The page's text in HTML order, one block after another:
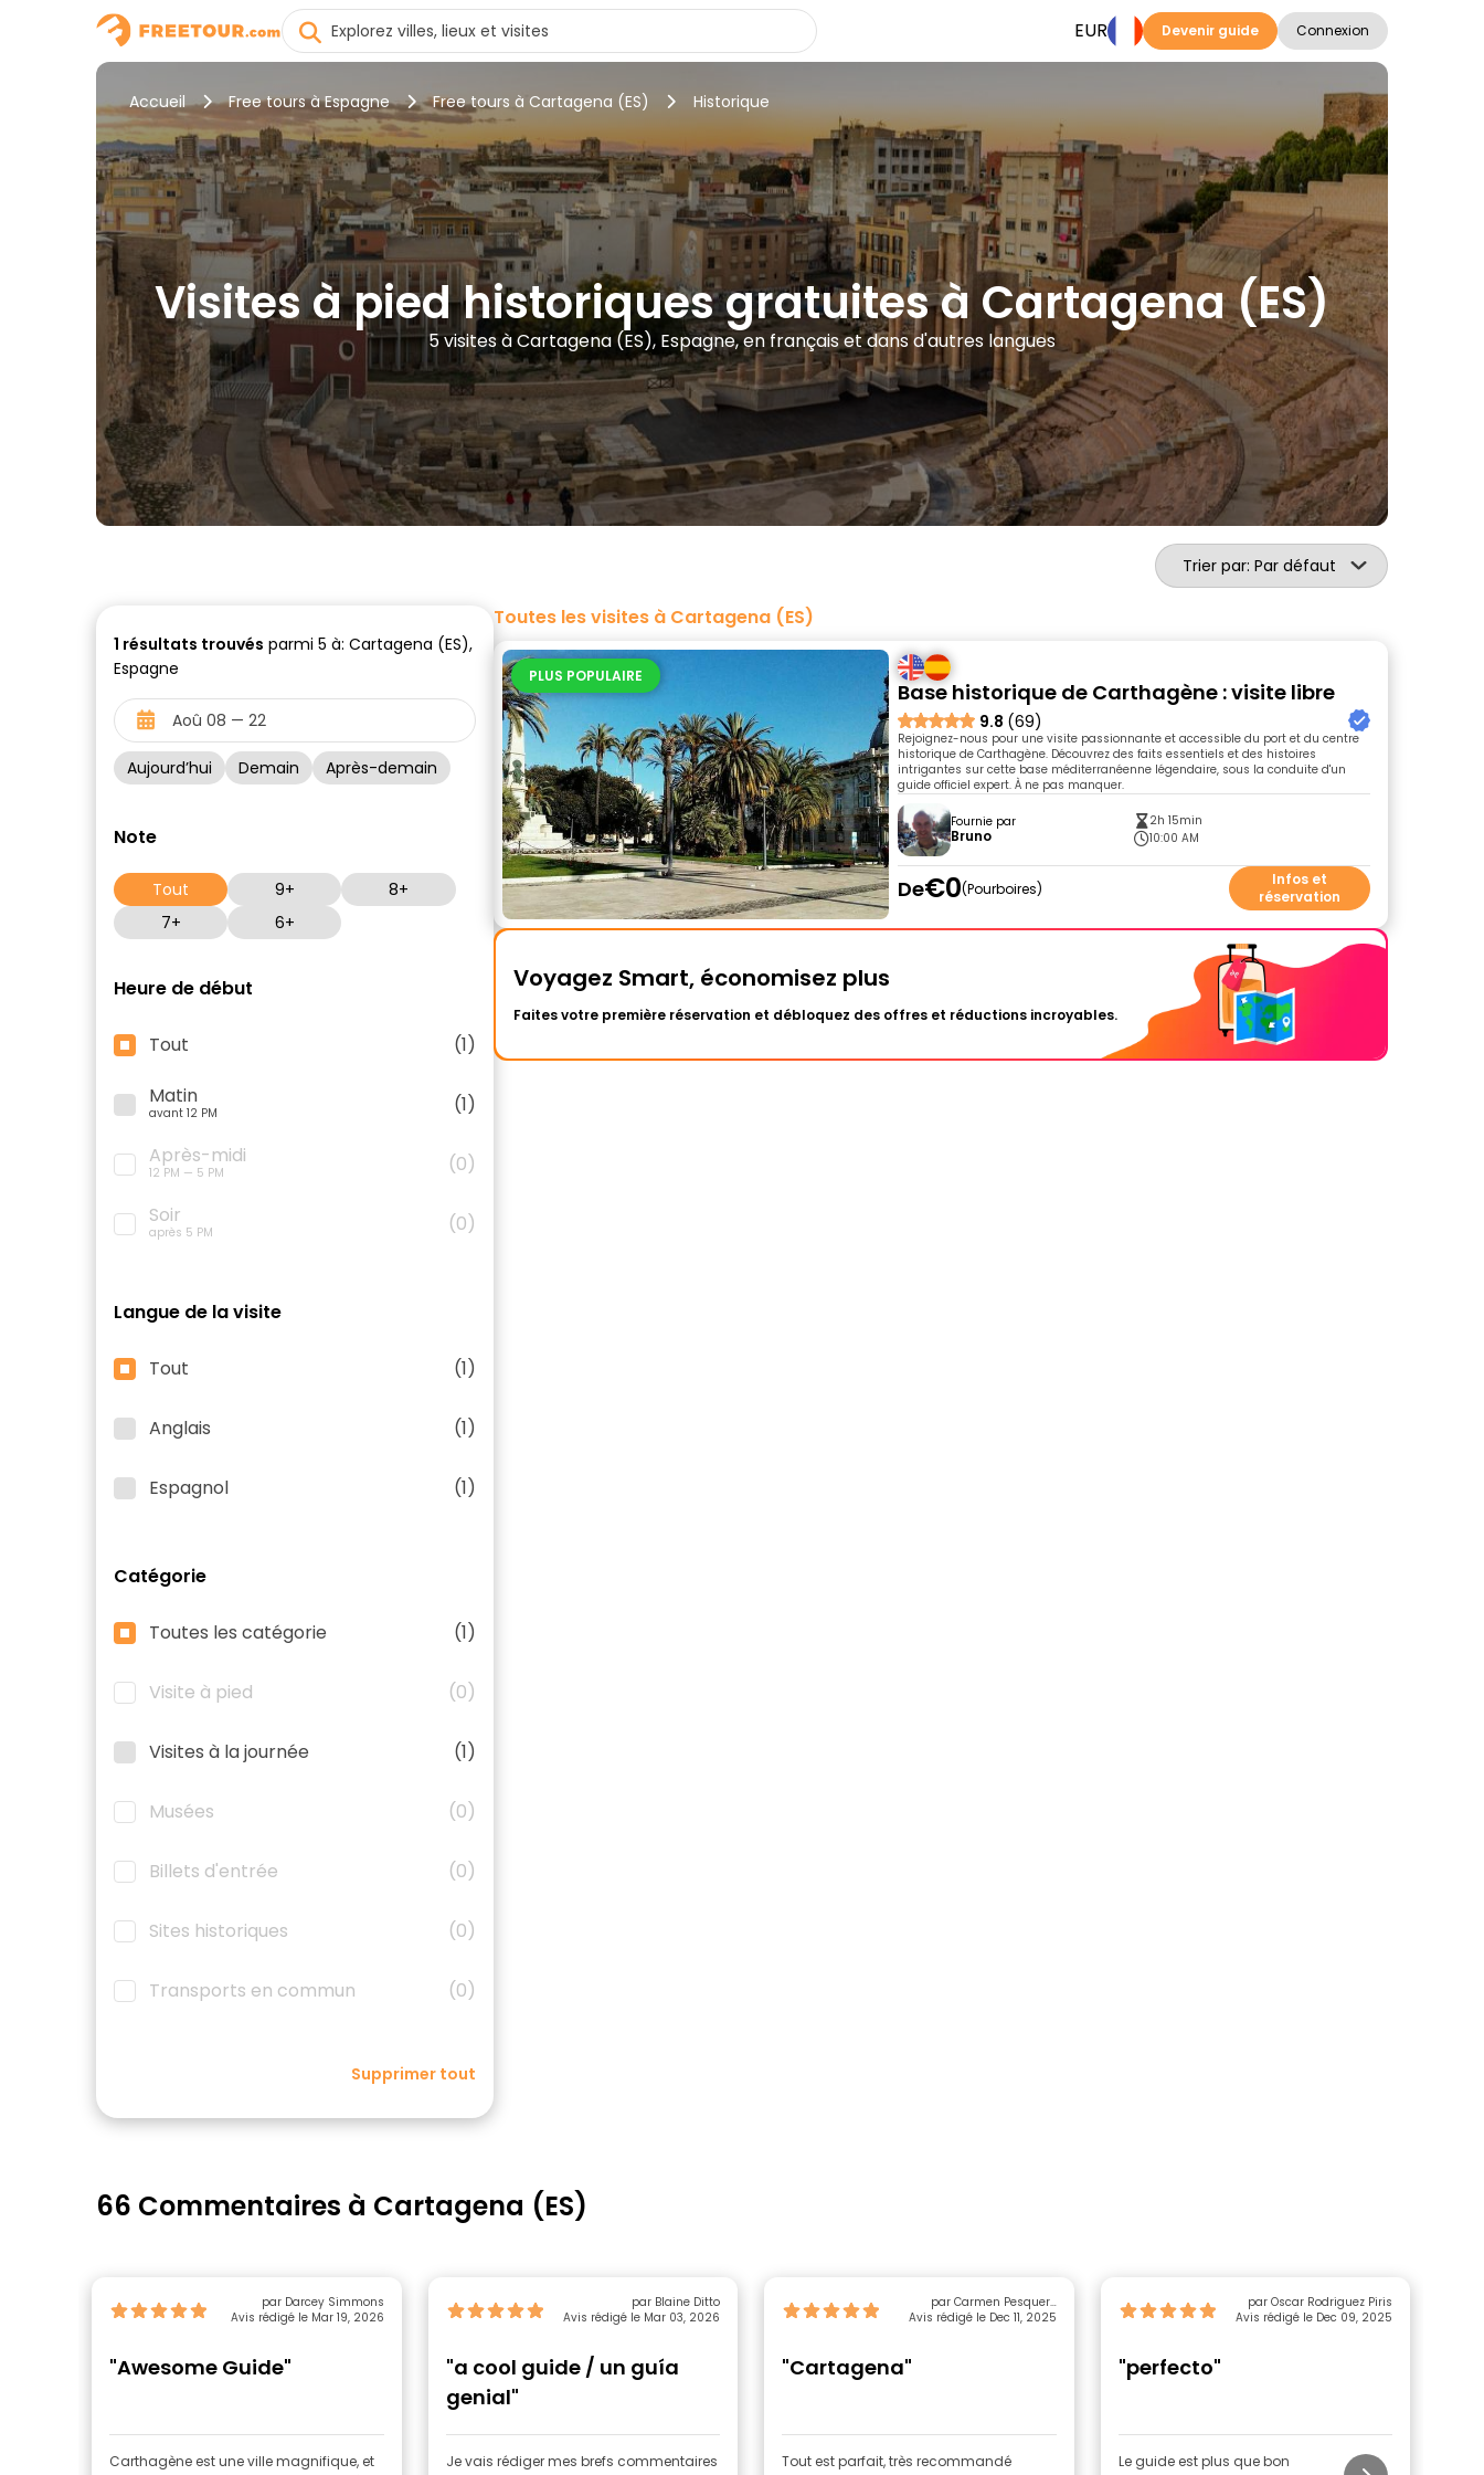
EUR Devenir guide Connexion
Accueil Free tours à Espagne Free tours à Cartagena (ES) Historique
Visites à pied historiques gratuites à Cartagena (ES)
5 visites à Cartagena (ES), Espagne, en français et dans d'autres langues
Trier par: Par défaut
1 résultats trouvés parmi 5 à: Cartagena (ES),
Espagne
Aujourd’hui Demain Après-demain
Note
Tout 9+
8+
7+
6+
Heure de début
Tout
(1)
Matin
avant 12 PM
(1)
Après-midi
12 PM — 5 PM
(0)
Soir
après 5 PM (0)
Langue de la visite
Tout (1)
Anglais (1)
Espagnol (1)
Catégorie
Toutes les catégorie (1)
Visite à pied (0)
Visites à la journée (1)
Musées (0)
Billets d'entrée (0)
Sites historiques (0)
Transports en commun (0)
Supprimer tout
Toutes les visites à Cartagena (ES)
PLUS POPULAIRE
Base historique de Carthagène : visite libre
9.8 (69)
Rejoignez-nous pour une visite passionnante et accessible du port et du centre
historique de Carthagène. Découvrez des faits essentiels et des histoires
intrigantes sur cette base méditerranéenne légendaire, sous la conduite d'un
guide officiel expert. À ne pas manquer.
Fournie par
Bruno
2h 15min
10:00 AM
De€0 Pourboires
Infos et
réservation
Voyagez Smart, économisez plus
Faites votre première réservation et débloquez des offres et réductions incroyables.
66 Commentaires à Cartagena (ES)
par Darcey Simmons
Avis rédigé le Mar 19, 2026
"Awesome Guide"
Carthagène est une ville magnifique, et
par Blaine Ditto
Avis rédigé le Mar 03, 2026
"a cool guide / un guía
genial"
Je vais rédiger mes brefs commentaires
par Carmen Pesquero
Segura
Avis rédigé le Dec 11, 2025
"Cartagena"
Tout est parfait, très recommandé
par Oscar Rodriguez Piris
Avis rédigé le Dec 09, 2025
"perfecto"
Le guide est plus que bon